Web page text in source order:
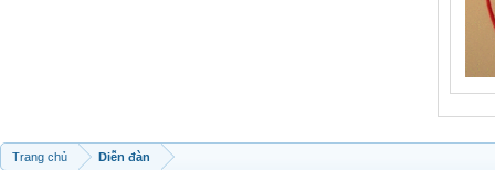
Trang chủ Diễn đàn